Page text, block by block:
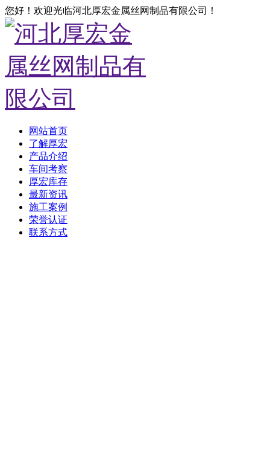
您好！欢迎光临河北厚宏金属丝网制品有限公司！
网站首页
了解厚宏
产品介绍
车间考察
厚宏库存
最新资讯
施工案例
荣誉认证
联系方式